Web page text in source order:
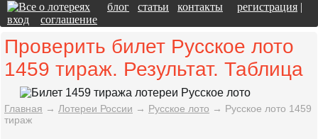
блог статьи контакты регистрация |
вход
соглашение
Проверить билет Русское лото
1459 тираж. Результат. Таблица
Главная → Лотереи России → Русское лото → Русское лото 1459
тираж